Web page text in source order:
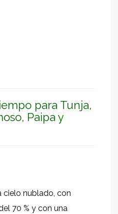
para Tunja,
Paipa y
cielo nublado, con
70 % y con una